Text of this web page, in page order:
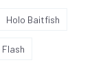
Holo Baitfish